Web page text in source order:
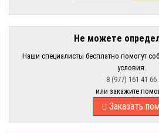
Не можете
Наши специалисты бесплатно помогут
условия.
8 (977) 161 41 66
или закажите
Заказать